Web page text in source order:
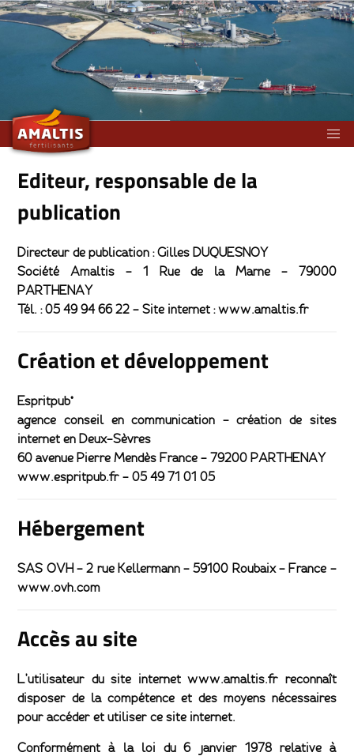
Editeur, responsable de la
publication
Directeur de publication : Gilles DUQUESNOY
Société Amaltis – 1 Rue de la Marne – 79000
PARTHENAY
Tél. : 05 49 94 66 22 –Site internet : www.amaltis.fr
Création et développement
Espritpub°
agence conseil en communication – création de sites
internet en Deux-Sèvres
60 avenue Pierre Mendès France – 79200 PARTHENAY
www.espritpub.fr – 05 49 71 01 05
Hébergement
SAS OVH – 2 rue Kellermann – 59100 Roubaix – France –
www.ovh.com
Accès au site
L’utilisateur du site internet www.amaltis.fr reconnaît
disposer de la compétence et des moyens nécessaires
pour accéder et utiliser ce site internet.
Conformément à la loi du 6 janvier 1978 relative à